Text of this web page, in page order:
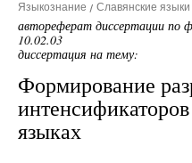
Языкознание Славянские
автореферат диссертации по
10.02.03
диссертация на тему:
Формирование
языках